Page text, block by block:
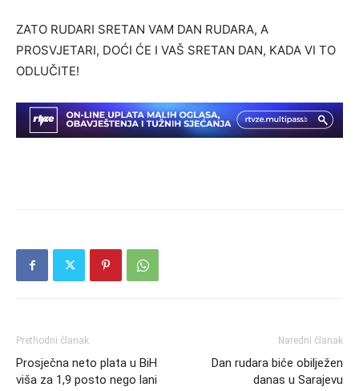
ZATO RUDARI SRETAN VAM DAN RUDARA, A
PROSVJETARI, DOĆI ĆE I VAŠ SRETAN DAN, KADA VI TO
ODLUČITE!
Prethodni članak
Prosječna neto plata u BiH
viša za 1,9 posto nego lani
Naredni članak
Dan rudara biće obilježen
danas u Sarajevu